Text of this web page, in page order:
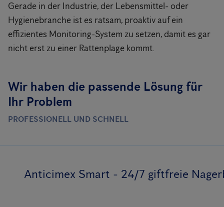
Gerade in der Industrie, der Lebensmittel- oder
Hygienebranche ist es ratsam, proaktiv auf ein
effizientes Monitoring-System zu setzen, damit es gar
nicht erst zu einer Rattenplage kommt.
Wir haben die passende Lösung für
Ihr Problem
PROFESSIONELL UND SCHNELL
Anticimex Smart - 24/7 giftfreie